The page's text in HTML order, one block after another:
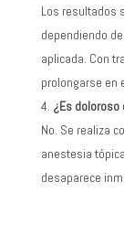
Los resultados
dependiendo
aplicada. Con
prolongarse en
¿Es doloroso
No. Se realiza
anestesia
desaparece